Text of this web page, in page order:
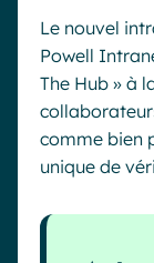
Le nouvel
Powell
The Hub » à
comme bien
unique de